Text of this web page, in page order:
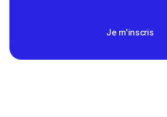
Je m'inscris